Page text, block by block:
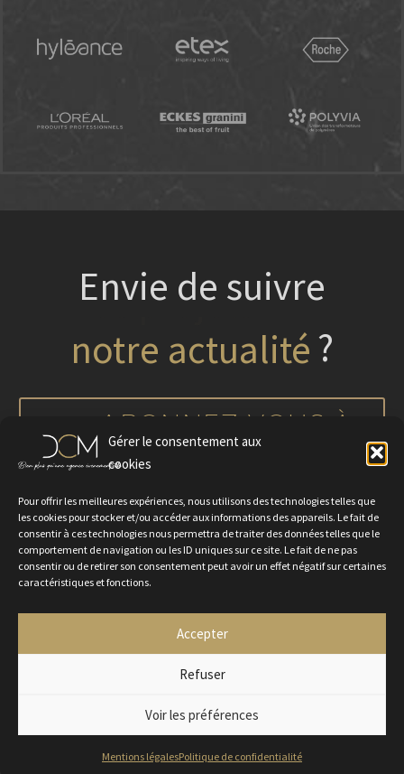
Gérer le consentement aux
cookies
Pour offrir les meilleures expériences, nous utilisons des technologies telles que
les cookies pour stocker et/ou accéder aux informations des appareils. Le fait de
consentir à ces technologies nous permettra de traiter des données telles que le
comportement de navigation ou les ID uniques sur ce site. Le fait de ne pas
consentir ou de retirer son consentement peut avoir un effet négatif sur certaines
caractéristiques et fonctions.
Accepter
Refuser
Voir les préférences
Mentions légalesPolitique de confidentialité
Envie de suivre
notre actualité
nos projets ?
ABONNEZ-VOUS À
NOTRE NEWSLETTER
Mentions légales
Rejoignez-nous
2024 © Agence DCM